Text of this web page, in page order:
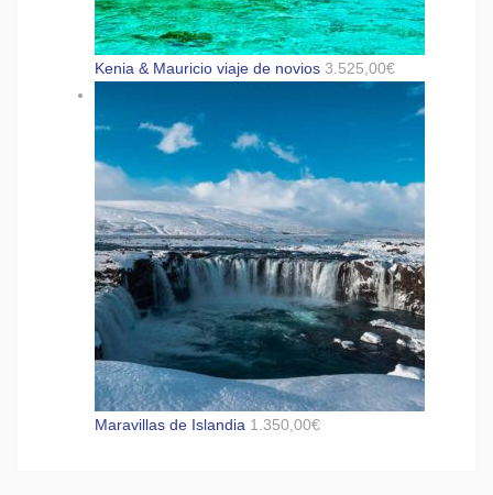
Kenia & Mauricio viaje de novios 3.525,00€
Maravillas de Islandia 1.350,00€